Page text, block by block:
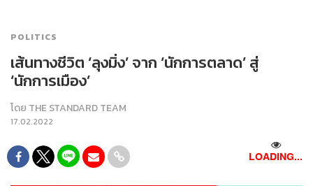
POLITICS
เส้นทางชีวิต ‘ลุงมิ่ง’ จาก ‘นักการตลาด’ สู่
‘นักการเมือง’
โดย THE STANDARD TEAM
17.02.2022
LOADING...